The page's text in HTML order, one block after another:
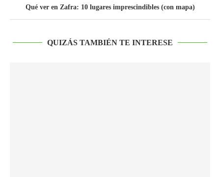
Qué ver en Zafra: 10 lugares imprescindibles (con mapa)
QUIZÁS TAMBIÉN TE INTERESE